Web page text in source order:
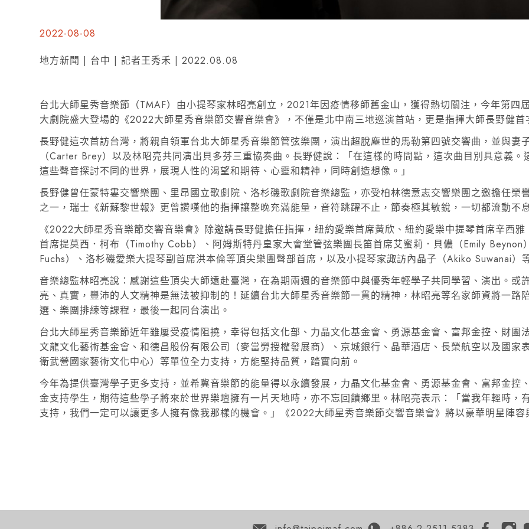
2022-08-08
地方新聞 | 台中 | 記者王秀禾 | 2022.08.08
台北大師星秀音樂節（TMAF）由小提琴家林昭亮創立，2021年因疫情移師舊金山，獲得熱切關注，今年第四
大劇院盛大登場的《2022大師星秀音樂節交響音樂會》，不僅是北中南三地巡演首站，更是指揮大師長野健
長野健這次首訪台灣，將親自領軍台北大師星秀音樂節管弦樂團，演出超脫塵世的馬勒第四號交響曲，並與
（Carter Brey）以及林昭亮共同演出貝多芬三重協奏曲。長野健說：「在這樣的時間點，這次曲目別具意義
這些聲音探討不同的世界，展現人性的渴望和期待、心靈和精神，同時創造想像。」
長野健曾任蒙特婁交響樂團、里昂國立歌劇院、洛杉磯歌劇院音樂總監，亦受柏林德意志交響樂團之邀擔任
之一，瑞士《新蘇黎世報》更曾讚嘆他的指揮讓整晚充滿能量，音符跳躍不止，節奏極其敏銳，一切都流動不
《2022大師星秀音樂節交響音樂會》除邀請長野健擔任指揮，紐約愛樂首席黃欣、紐約愛樂中提琴首席辛西
首席提莫西．柯布（Timothy Cobb）、阿姆斯特丹皇家大會堂管弦樂團長笛首席艾蜜莉．貝儂（Emily
Fuchs）、洛杉磯愛樂大提琴副首席洪本倫等頂尖樂團聲部首席，以及小提琴家諏訪內晶子（Akiko Suwanai）
音樂總監林昭亮說：感謝這些頂尖大師遠赴臺灣，在為期兩週的音樂節中與優秀年輕學子共同學習、演出。
亮、真實，豐沛的人文精神是無法被抑制的！延續台北大師星秀音樂節一貫的精神，林昭亮等名家師資將一
選、樂團排練等課程，最後一起同台演出。
台北大師星秀音樂節近年雖屢受疫情阻撓，幸得包括文化部、力晶文化基金會、勇源基金會、富邦金控、財
文龍文化藝術基金會、和德昌股份有限公司（麥當勞授權發展商）、京城銀行、晶華酒店、長榮航空以及國
衛武營國家藝術文化中心）等單位全力支持，方能堅持品質，踏實向前。
今年為提供臺灣學子更多支持，並希冀音樂節的能量得以永續發展，力晶文化基金會、勇源基金會、富邦金
金支持學生，期待這些學子將來於世界樂壇擁有一片天地時，亦不忘回饋鄉里。林昭亮表示：「當我年輕時
支持，我們一定可以讓更多人擁有像我那樣的機會。」《2022大師星秀音樂節交響音樂會》將以豪華明星陣